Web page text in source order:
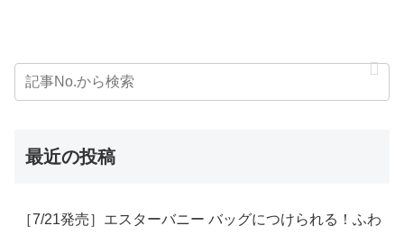
最近の投稿
［7/21発売］エスターバニー バッグにつけられる！ふわ